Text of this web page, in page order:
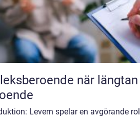
när längtan efter kärlek blir ett
Levern spelar en avgörande